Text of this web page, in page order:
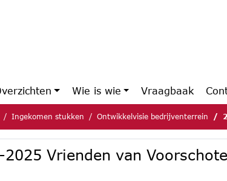
Wie is wie Vraagbaak
Ingekomen stukken Ontwikkelvisie bedrijventerrein
Vrienden van